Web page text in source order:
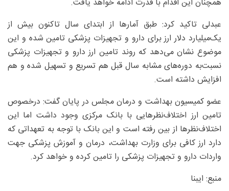
عبدلی تاکید کرد: طبق آمار‌ها از ابتدای سال تاکنون بیش از
یک‌میلیارد دلار ارز برای دارو و تجهیزات پزشکی تامین شده و این
موضوع نشان می‌دهد که روند تامین ارز دارو و تجهیزات پزشکی
نسبت‌به دوره‌های مشابه سال قبل هم تسریع و تسهیل شده و هم
افزایش داشته است.
عضو کمیسیون بهداشت و درمان مجلس در پایان گفت: درخصوص
تامین ارز اختلاف‌نظر‌هایی با بانک مرکزی وجود داشت اما این
اختلاف‌نظر‌ها از بین رفته است و این بانک با توجه به تعهداتی که
دارد ارز کافی برای وزارت بهداشت، درمان و آموزش پزشکی جهت
واردات دارو و تجهیزات پزشکی را تامین کرده و خواهد کرد.
منبع: ایبنا